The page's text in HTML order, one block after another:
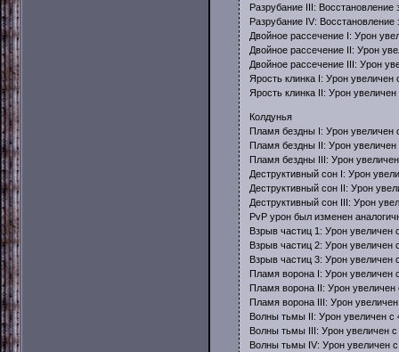
Разрубание III: Восстановление
Разрубание IV: Восстановление
Двойное рассечение I: Урон
Двойное рассечение II: Урон
Двойное рассечение III: Урон
Ярость клинка I: Урон увеличен
Ярость клинка II: Урон
Колдунья
Пламя бездны I: Урон увеличен
Пламя бездны II: Урон увеличен
Пламя бездны III: Урон
Деструктивный сон I: Урон
Деструктивный сон II: Урон
Деструктивный сон III: Урон
PvP урон был изменен
Взрыв частиц 1: Урон увеличен
Взрыв частиц 2: Урон увеличен
Взрыв частиц 3: Урон увеличен
Пламя ворона I: Урон увеличен
Пламя ворона II: Урон увеличен
Пламя ворона III: Урон
Волны тьмы II: Урон увеличен с
Волны тьмы III: Урон увеличен с
Волны тьмы IV: Урон увеличен